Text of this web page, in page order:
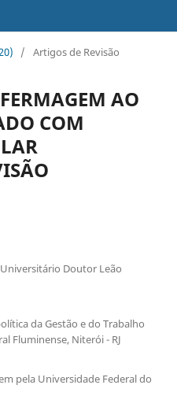
/ Artigos de Revisão
AO
COM
Doutor Leão
da Gestão e do Trabalho
Fluminense, Niterói - RJ
pela Universidade Federal do